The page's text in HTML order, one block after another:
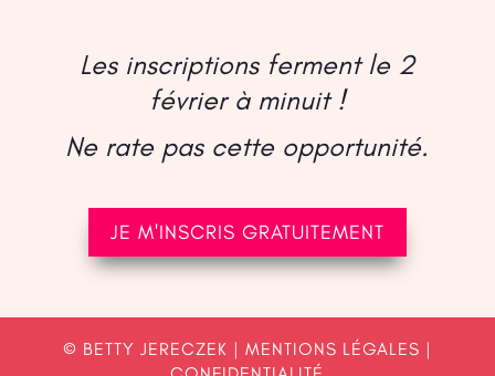
Les inscriptions ferment le 2
février à minuit !
Ne rate pas cette opportunité.
JE M'INSCRIS GRATUITEMENT
© BETTY JERECZEK | MENTIONS LÉGALES |